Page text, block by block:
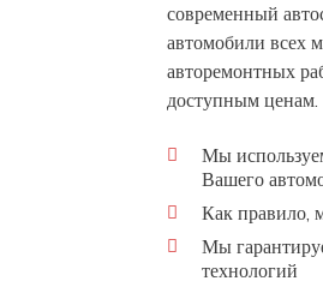
современный
автомобили всех
авторемонтных
доступным ценам.
Мы
Вашего
Как правило,
Мы
технологий